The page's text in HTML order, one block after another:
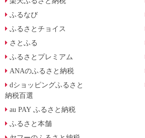
ふるなび
ふるさとチョイス
さとふる
ふるさとプレミアム
ANAのふるさと納税
dショッピングふるさと
納税百選
au PAY ふるさと納税
ふるさと本舗